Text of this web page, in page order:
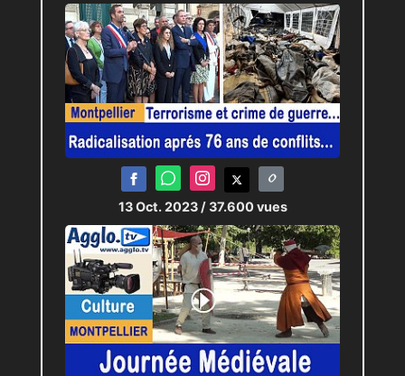
13 Oct. 2023 / 37.600 vues